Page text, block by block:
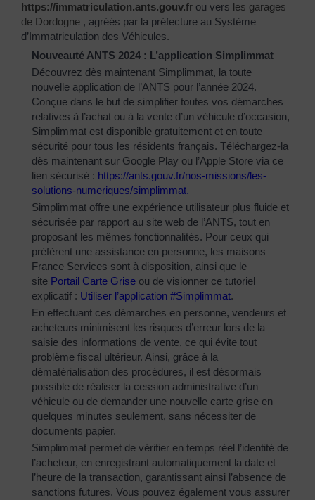
https://immatriculation.ants.gouv.fr ou vers les garages
de Dordogne , agréés par la préfecture au Système
d’Immatriculation des Véhicules.
Nouveauté ANTS 2024 : L’application Simplimmat
Découvrez dès maintenant Simplimmat, la toute
nouvelle application de l’ANTS pour l’année 2024.
Conçue dans le but de simplifier toutes vos démarches
relatives à l’achat ou à la vente d’un véhicule d’occasion,
Simplimmat est disponible gratuitement et en toute
sécurité pour tous les résidents français. Téléchargez-la
dès maintenant sur Google Play ou l’Apple Store via ce
lien sécurisé : https://ants.gouv.fr/nos-missions/les-
solutions-numeriques/simplimmat.
Simplimmat offre une expérience utilisateur plus fluide et
sécurisée par rapport au site web de l’ANTS, tout en
proposant les mêmes fonctionnalités. Pour ceux qui
préfèrent une assistance en personne, les maisons
France Services sont à disposition, ainsi que le
site Portail Carte Grise ou de visionner ce tutoriel
explicatif : Utiliser l’application #Simplimmat.
En effectuant ces démarches en personne, vendeurs et
acheteurs minimisent les risques d’erreur lors de la
saisie des informations de vente, ce qui évite tout
problème fiscal ultérieur. Ainsi, grâce à la
dématérialisation des procédures, il est désormais
possible de réaliser la cession administrative d’un
véhicule ou de demander une nouvelle carte grise en
quelques minutes seulement, sans nécessiter de
documents papier.
Simplimmat permet de vérifier en temps réel l’identité de
l’acheteur, en enregistrant automatiquement la date et
l’heure de la transaction, garantissant ainsi l’absence de
sanctions futures. Vous pouvez également vous assurer